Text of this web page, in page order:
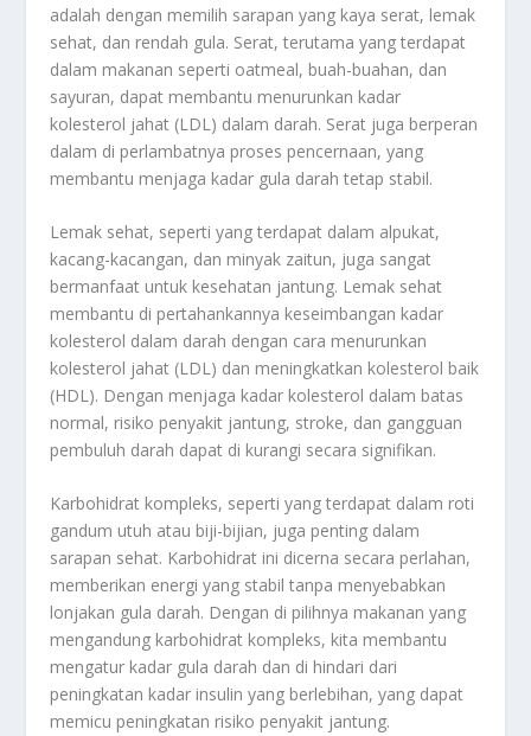
adalah dengan memilih sarapan yang kaya serat, lemak
sehat, dan rendah gula. Serat, terutama yang terdapat
dalam makanan seperti oatmeal, buah-buahan, dan
sayuran, dapat membantu menurunkan kadar
kolesterol jahat (LDL) dalam darah. Serat juga berperan
dalam di perlambatnya proses pencernaan, yang
membantu menjaga kadar gula darah tetap stabil.
Lemak sehat, seperti yang terdapat dalam alpukat,
kacang-kacangan, dan minyak zaitun, juga sangat
bermanfaat untuk kesehatan jantung. Lemak sehat
membantu di pertahankannya keseimbangan kadar
kolesterol dalam darah dengan cara menurunkan
kolesterol jahat (LDL) dan meningkatkan kolesterol baik
(HDL). Dengan menjaga kadar kolesterol dalam batas
normal, risiko penyakit jantung, stroke, dan gangguan
pembuluh darah dapat di kurangi secara signifikan.
Karbohidrat kompleks, seperti yang terdapat dalam roti
gandum utuh atau biji-bijian, juga penting dalam
sarapan sehat. Karbohidrat ini dicerna secara perlahan,
memberikan energi yang stabil tanpa menyebabkan
lonjakan gula darah. Dengan di pilihnya makanan yang
mengandung karbohidrat kompleks, kita membantu
mengatur kadar gula darah dan di hindari dari
peningkatan kadar insulin yang berlebihan, yang dapat
memicu peningkatan risiko penyakit jantung.